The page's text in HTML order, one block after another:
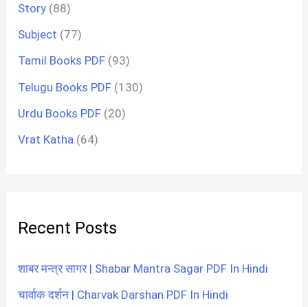
Story (88)
Subject (77)
Tamil Books PDF (93)
Telugu Books PDF (130)
Urdu Books PDF (20)
Vrat Katha (64)
Recent Posts
शाबर मन्त्र सागर | Shabar Mantra Sagar PDF In Hindi
चार्वाक दर्शन | Charvak Darshan PDF In Hindi